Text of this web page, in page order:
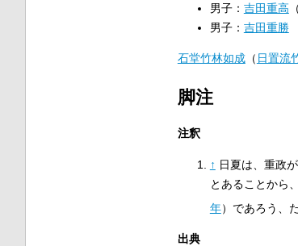
男子： 吉田重高
男子： 吉田重勝
石堂竹林如成（ 日置流
脚注
注釈
↑ 日夏は、重政
とあることから
年）であろう、
出典